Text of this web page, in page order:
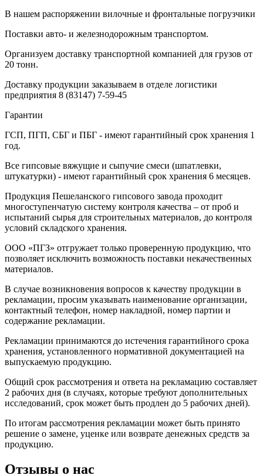
В нашем распоряжении вилочные и фронтальные погрузчики
Поставки авто- и железнодорожным транспортом.
Организуем доставку транспортной компанией для грузов от
20 тонн.
Доставку продукции заказываем в отделе логистики
предприятия 8 (83147) 7-59-45
Гарантии
ГСП, ПГП, СБГ и ПБГ - имеют гарантийный срок хранения 1
год.
Все гипсовые вяжущие и сыпучие смеси (шпатлевки,
штукатурки) - имеют гарантийный срок хранения 6 месяцев.
Продукция Пешеланского гипсового завода проходит
многоступенчатую систему контроля качества – от проб и
испытаний сырья для строительных материалов, до контроля
условий складского хранения.
ООО «ПГЗ» отгружает только проверенную продукцию, что
позволяет исключить возможность поставки некачественных
материалов.
В случае возникновения вопросов к качеству продукции в
рекламации, просим указывать наименование организации,
контактный телефон, номер накладной, номер партии и
содержание рекламации.
Рекламации принимаются до истечения гарантийного срока
хранения, установленного нормативной документацией на
выпускаемую продукцию.
Общий срок рассмотрения и ответа на рекламацию составляет
2 рабочих дня (в случаях, которые требуют дополнительных
исследований, срок может быть продлен до 5 рабочих дней).
По итогам рассмотрения рекламации может быть принято
решение о замене, уценке или возврате денежных средств за
продукцию.
Отзывы о нас